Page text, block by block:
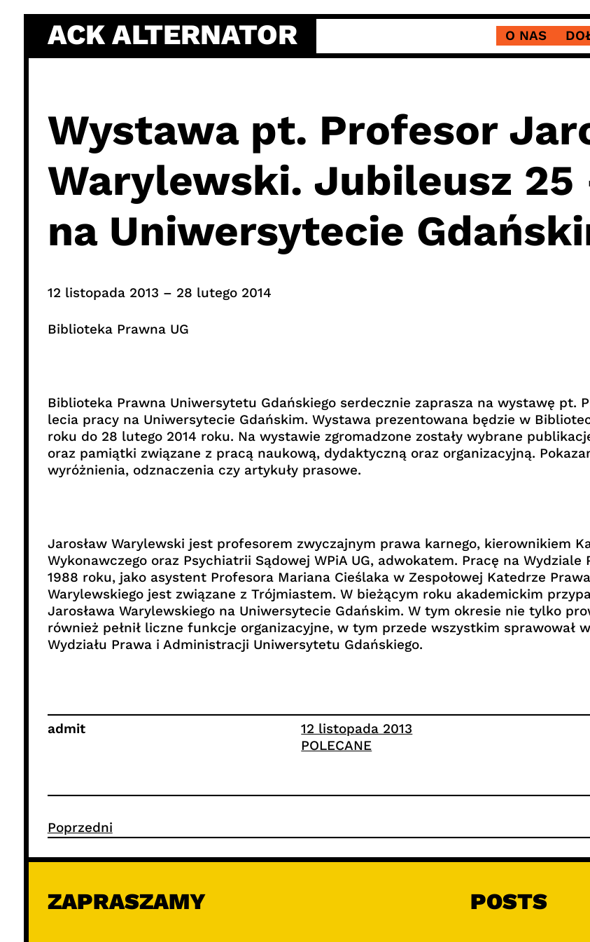
content
ACK ALTERNATOR O NAS
Wystawa pt. Profesor
Warylewski. Jubileusz
na Uniwersytecie
12 listopada 2013 – 28 lutego 2014
Biblioteka Prawna UG
Biblioteka Prawna Uniwersytetu Gdańskiego serdecznie zaprasza na wystawę pt.
lecia pracy na Uniwersytecie Gdańskim. Wystawa prezentowana będzie w
roku do 28 lutego 2014 roku. Na wystawie zgromadzone zostały wybrane
oraz pamiątki związane z pracą naukową, dydaktyczną oraz organizacyjną.
wyróżnienia, odznaczenia czy artykuły prasowe.
Jarosław Warylewski jest profesorem zwyczajnym prawa karnego, kierownikiem
Wykonawczego oraz Psychiatrii Sądowej WPiA UG, adwokatem. Pracę na
1988 roku, jako asystent Profesora Mariana Cieślaka w Zespołowej Katedrze
Warylewskiego jest związane z Trójmiastem. W bieżącym roku akademickim
Jarosława Warylewskiego na Uniwersytecie Gdańskim. W tym okresie nie tylko
również pełnił liczne funkcje organizacyjne, w tym przede wszystkim sprawował
Wydziału Prawa i Administracji Uniwersytetu Gdańskiego.
admit
12 listopada 2013
POLECANE
Poprzedni
ZAPRASZAMY POSTS